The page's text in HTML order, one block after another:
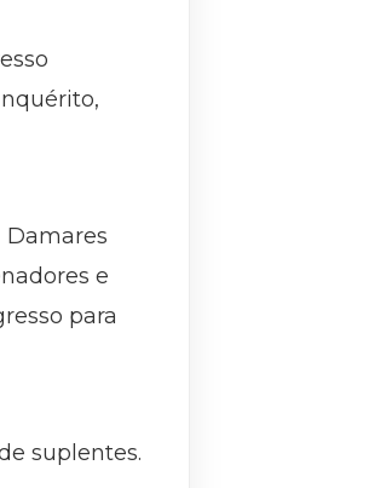
Damares
e
para
suplentes.